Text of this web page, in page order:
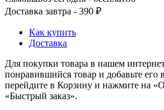
Доставка завтра - 390 ₽
Как купить
Доставка
Для покупки товара в нашем
понравившийся товар и добавьте его
перейдите в Корзину и нажмите на
«Быстрый заказ».